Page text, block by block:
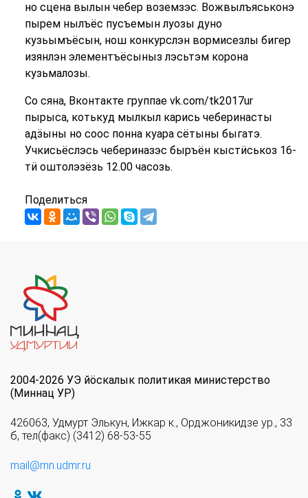
но сцена вылын чебер воземзэс. Вожвылъяськонэ
пырем нылъёс пусъемын луозы дуно
кузьымъёсын, нош конкурслэн вормисезлы бигер
изянлэн элементъёсыныз лэсьтэм корона
кузьмалозы.
Со сяна, Вконтакте группае vk.com/tk2017ur
пырыса, котькуд мылкыл карись чеберинасты
адӟыны но соос понна куара сётыны быгатэ.
Учкисьёслэсь чебериназэс быръён кыстӥськоз 16-
тӥ оштолэзёзь 12.00 часозь.
Поделиться
2004-2026 УЭ йöскалык политикая министерство
(Миннац УР)
426063, Удмурт Элькун, Ижкар к., Орджоникидзе ур., 33
б, тел(факс) (3412) 68-53-55
mail@mn.udmr.ru